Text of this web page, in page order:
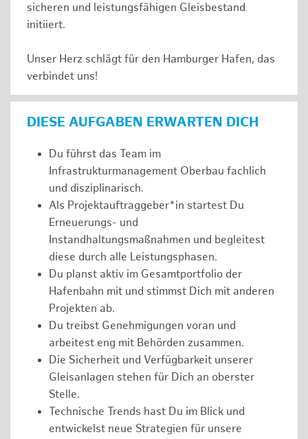
sicheren und leistungsfähigen Gleisbestand
initiiert.
Unser Herz schlägt für den Hamburger Hafen, das
verbindet uns!
DIESE AUFGABEN ERWARTEN DICH
Du führst das Team im
Infrastrukturmanagement Oberbau fachlich
und disziplinarisch.
Als Projektauftraggeber*in startest Du
Erneuerungs- und
Instandhaltungsmaßnahmen und begleitest
diese durch alle Leistungsphasen.
Du planst aktiv im Gesamtportfolio der
Hafenbahn mit und stimmst Dich mit anderen
Projekten ab.
Du treibst Genehmigungen voran und
arbeitest eng mit Behörden zusammen.
Die Sicherheit und Verfügbarkeit unserer
Gleisanlagen stehen für Dich an oberster
Stelle.
Technische Trends hast Du im Blick und
entwickelst neue Strategien für unsere